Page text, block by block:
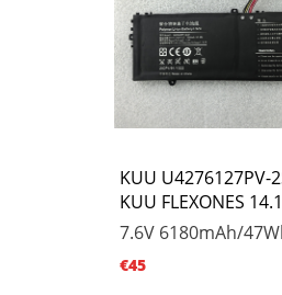
KUU U4276127PV-
KUU FLEXONES
7.6V 6180mAh/
€45